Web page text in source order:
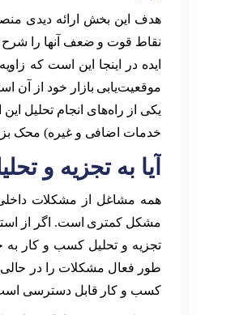
هدف این بخش ارائه دیدی
نقاط قوت و ضعف آنها را شرح
ایده در اینجا این است که
موقعیت‌یابی بازار خود از آن
یکی از راه‌های انجام تحلیل
خدمات اضافی و غیره) محک
آیا به تجزیه و
همه مشاغل از مشکلات
مشکل کمتری است. اگر از
تجزیه و تحلیل کسب و کار
طور فعال مشکلات را در حالی
کسب و کار قابل دسترسی است